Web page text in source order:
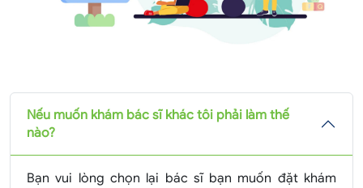
Nếu muốn khám bác sĩ khác tôi phải làm thế
nào?
Bạn vui lòng chọn lại bác sĩ bạn muốn đặt khám